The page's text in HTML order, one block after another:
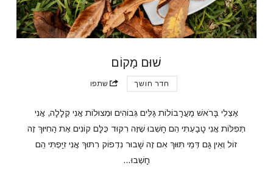
שׁוּם מָקוֹם
חדר חושך שתפו
אֶצְלִי בָּרֹאשׁ מַעֲרָבוֹלוֹת גַּלִּים גְּבוֹהִים וּמְצוּלוֹת אֲנִי קְלָלָה, אֲנִי
תְּפִלּוֹת אֲנִי טָבַעְתִּי הֵם חָשְׁבוּ שֶׁזֶּה רִקּוּד כֻּלָּם קוֹנִים אֶת הַחִיּוּךְ זֶה
זוֹל וְאֵין גַּם דְּמֵי תִּוּוּךְ אִם זֶה שָׁבוּר נִדְפוֹק רִתּוּךְ אֲנִי זִיַּפְתִּי הֵם
חָשְׁבוּ…